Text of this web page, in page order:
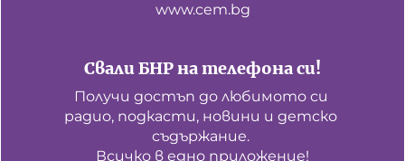
Свали БНР на телефона си!
Получи достъп до любимото си
радио, подкасти, новини и детско
съдържание.
Всичко в едно приложение!
www.cem.bg